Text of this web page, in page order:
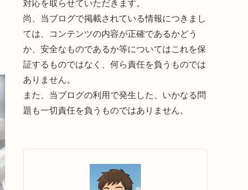
対応を取らせていただきます。
尚、当ブログで掲載されている情報につきまし
ては、コンテンツの内容が正確であるかどう
か、安全なものであるか等についてはこれを保
証するものではなく、何ら責任を負うものでは
ありません。
また、当ブログの利用で発生した、いかなる問
題も一切責任を負うものではありません。